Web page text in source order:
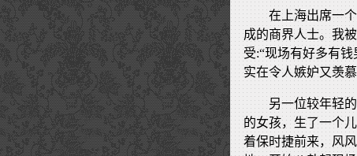
在上海出席一
成的商界人士。我
受:“现场有好多有
实在令人嫉妒又羡
另一位较年轻
的女孩，生了一个
着保时捷前来，风